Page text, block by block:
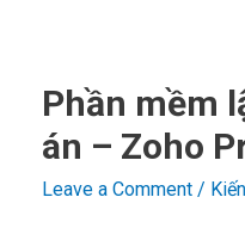
Phần mềm
án – Zoho
Leave a Comment /